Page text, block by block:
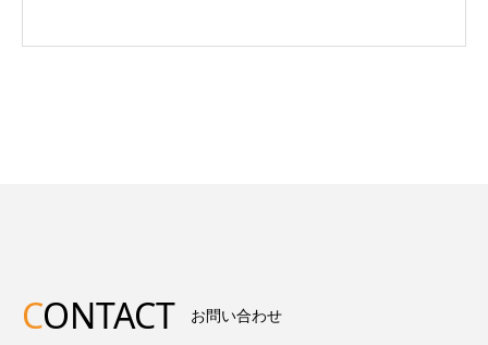
CONTACT お問い合わせ